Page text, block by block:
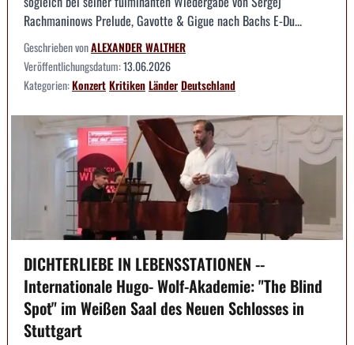
Rachmaninows Prelude, Gavotte & Gigue nach Bachs E-Du...
Geschrieben vonALEXANDER WALTHER
Veröffentlichungsdatum:13.06.2026
Kategorien:KonzertKritikenLänderDeutschland
DICHTERLIEBE IN LEBENSSTATIONEN --
Internationale Hugo- Wolf-Akademie: "The Blind
Spot" im Weißen Saal des Neuen Schlosses in
Stuttgart